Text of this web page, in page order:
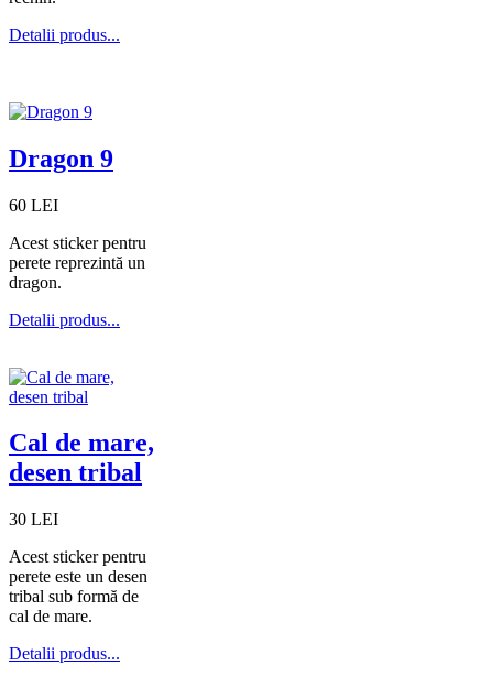
Detalii produs...
Dragon 9
60 LEI
Acest sticker pentru
perete reprezintă un
dragon.
Detalii produs...
Cal de mare,
desen tribal
30 LEI
Acest sticker pentru
perete este un desen
tribal sub formă de
cal de mare.
Detalii produs...